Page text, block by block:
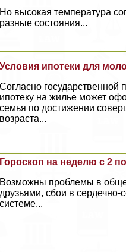
Но высокая температура
разные состояния...
Условия ипотеки для
Согласно государственной
ипотеку на жилье может
семья по достижении
возраста...
Гороскоп на неделю с 2
Возможны проблемы в
друзьями, сбои в сердечно-
системе...